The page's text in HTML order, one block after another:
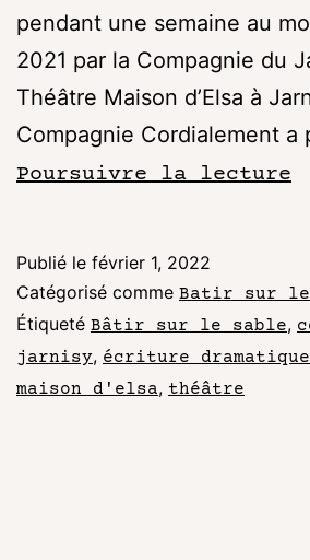
pendant une semaine au
2021 par la Compagnie du
Théâtre Maison d’Elsa à
Compagnie Cordialement a
Poursuivre la lecture
Publié le février 1, 2022
Catégorisé comme Batir sur le
Étiqueté Bâtir sur le sable,
jarnisy, écriture dramatique
maison d'elsa, théâtre